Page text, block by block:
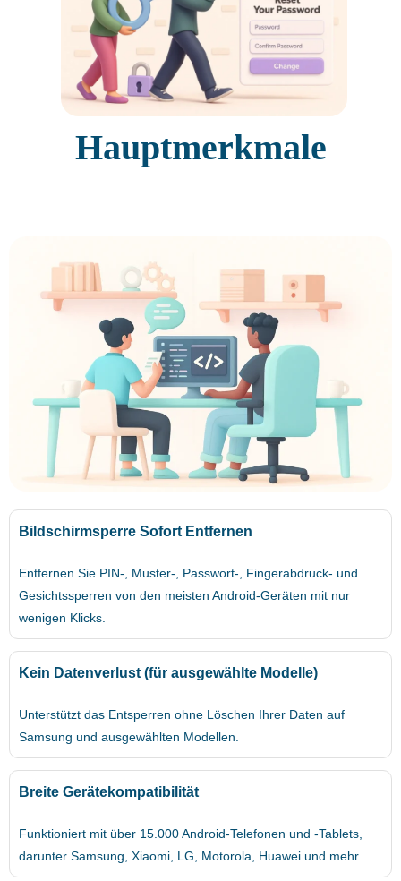
Hauptmerkmale
Bildschirmsperre Sofort Entfernen
Entfernen Sie PIN-, Muster-, Passwort-, Fingerabdruck- und
Gesichtssperren von den meisten Android-Geräten mit nur
wenigen Klicks.
Kein Datenverlust (für ausgewählte Modelle)
Unterstützt das Entsperren ohne Löschen Ihrer Daten auf
Samsung und ausgewählten Modellen.
Breite Gerätekompatibilität
Funktioniert mit über 15.000 Android-Telefonen und -Tablets,
darunter Samsung, Xiaomi, LG, Motorola, Huawei und mehr.